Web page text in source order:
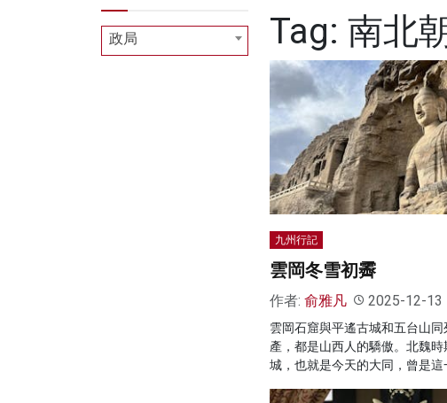
Tag: 南北
九州行記
雲岡冬雪初霽
作者: 俞雅凡 2025-12-13
雲岡石窟與平遙古城和五台山
產，都是山西人的驕傲。北魏
城，也就是今天的大同，曾是這
政局